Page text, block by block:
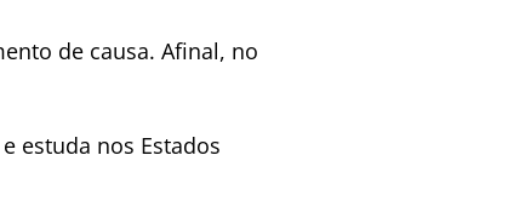
de causa. Afinal, no
estuda nos Estados